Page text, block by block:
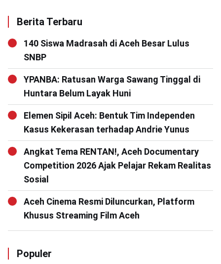
Berita Terbaru
140 Siswa Madrasah di Aceh Besar Lulus
SNBP
YPANBA: Ratusan Warga Sawang Tinggal di
Huntara Belum Layak Huni
Elemen Sipil Aceh: Bentuk Tim Independen
Kasus Kekerasan terhadap Andrie Yunus
Angkat Tema RENTAN!, Aceh Documentary
Competition 2026 Ajak Pelajar Rekam Realitas
Sosial
Aceh Cinema Resmi Diluncurkan, Platform
Khusus Streaming Film Aceh
Populer